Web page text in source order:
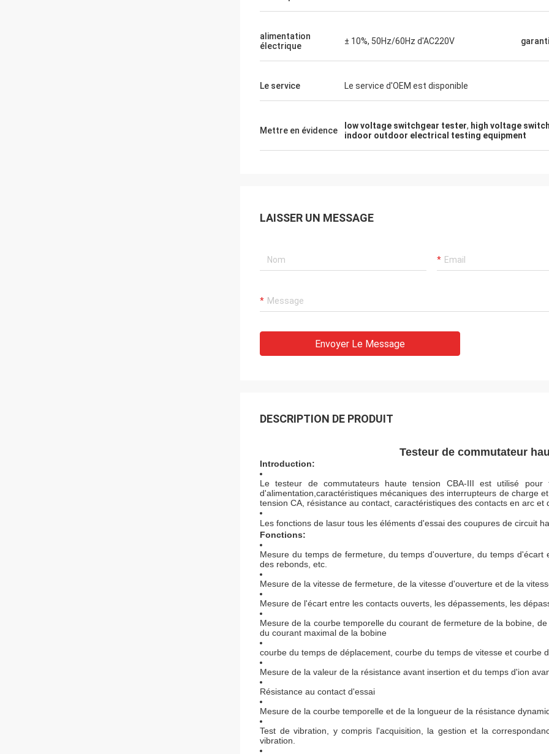
alimentation
électrique
± 10%, 50Hz/60Hz d'AC220V
Le service Le service d'OEM est disponible
Mettre en évidence low voltage switchgear tester, high voltage
indoor outdoor electrical testing equipment
LAISSER UN MESSAGE
Envoyer Le Message
DESCRIPTION DE PRODUIT
Testeur de commutateur
Introduction:
Le testeur de commutateurs haute tension CBA-III est utilisé
d'alimentation,caractéristiques mécaniques des interrupteurs de charge
tension CA, résistance au contact, caractéristiques des contacts en arc et
Les fonctions de lasur tous les éléments d'essai des coupures de circuit
Fonctions:
Mesure du temps de fermeture, du temps d'ouverture, du temps
des rebonds, etc.
Mesure de la vitesse de fermeture, de la vitesse d'ouverture et de la
Mesure de l'écart entre les contacts ouverts, les dépassements, les
Mesure de la courbe temporelle du courant de fermeture de la bobine,
du courant maximal de la bobine
courbe du temps de déplacement, courbe du temps de vitesse et courbe
Mesure de la valeur de la résistance avant insertion et du temps d'ion
Résistance au contact d'essai
Mesure de la courbe temporelle et de la longueur de la résistance
Test de vibration, y compris l'acquisition, la gestion et la
vibration.